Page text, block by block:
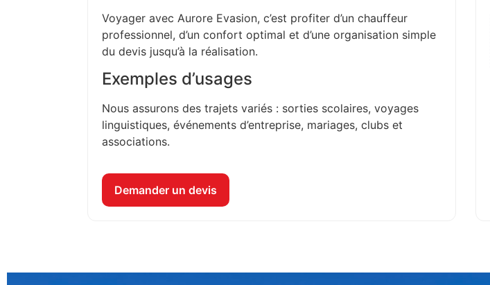
Voyager avec Aurore Evasion, c’est profiter d’un chauffeur
professionnel, d’un confort optimal et d’une organisation simple
du devis jusqu’à la réalisation.
Exemples d’usages
Nous assurons des trajets variés : sorties scolaires, voyages
linguistiques, événements d’entreprise, mariages, clubs et
associations.
Demander un devis